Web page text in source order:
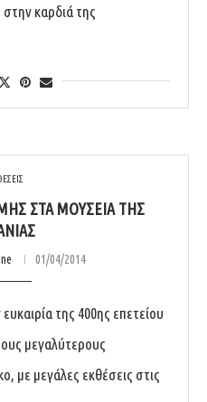
στην καρδιά της
ΣΤΑ ΜΟΥΣΕΊΑ ΤΗΣ
01/04/2014
της 400ης επετείου
μεγαλύτερους
με μεγάλες εκθέσεις στις